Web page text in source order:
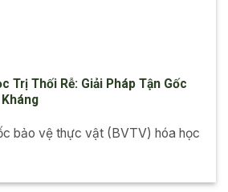
Trị Thối Rễ: Giải Pháp Tận Gốc
bảo vệ thực vật (BVTV) hóa học